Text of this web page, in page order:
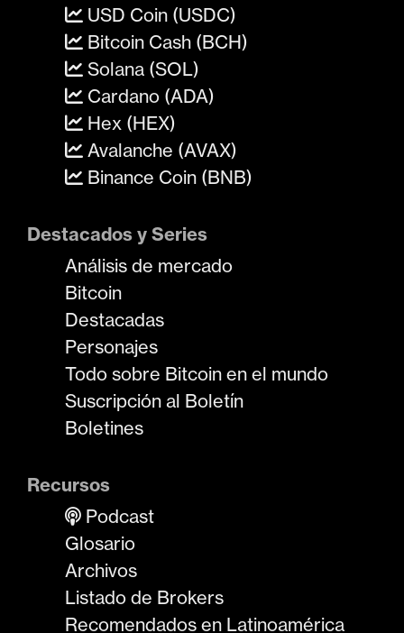
USD Coin (USDC)
Bitcoin Cash (BCH)
Solana (SOL)
Cardano (ADA)
Hex (HEX)
Avalanche (AVAX)
Binance Coin (BNB)
Destacados y Series
Análisis de mercado
Bitcoin
Destacadas
Personajes
Todo sobre Bitcoin en el mundo
Suscripción al Boletín
Boletines
Recursos
Podcast
Glosario
Archivos
Listado de Brokers
Recomendados en Latinoamérica